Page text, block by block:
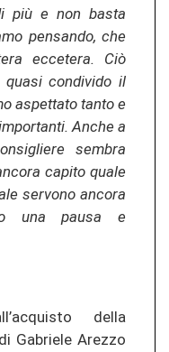
più e non basta
pensando, che
eccetera. Ciò
condivido il
aspettato tanto e
Anche a
sembra
capito quale
servono ancora
una pausa e
della
Gabriele Arezzo